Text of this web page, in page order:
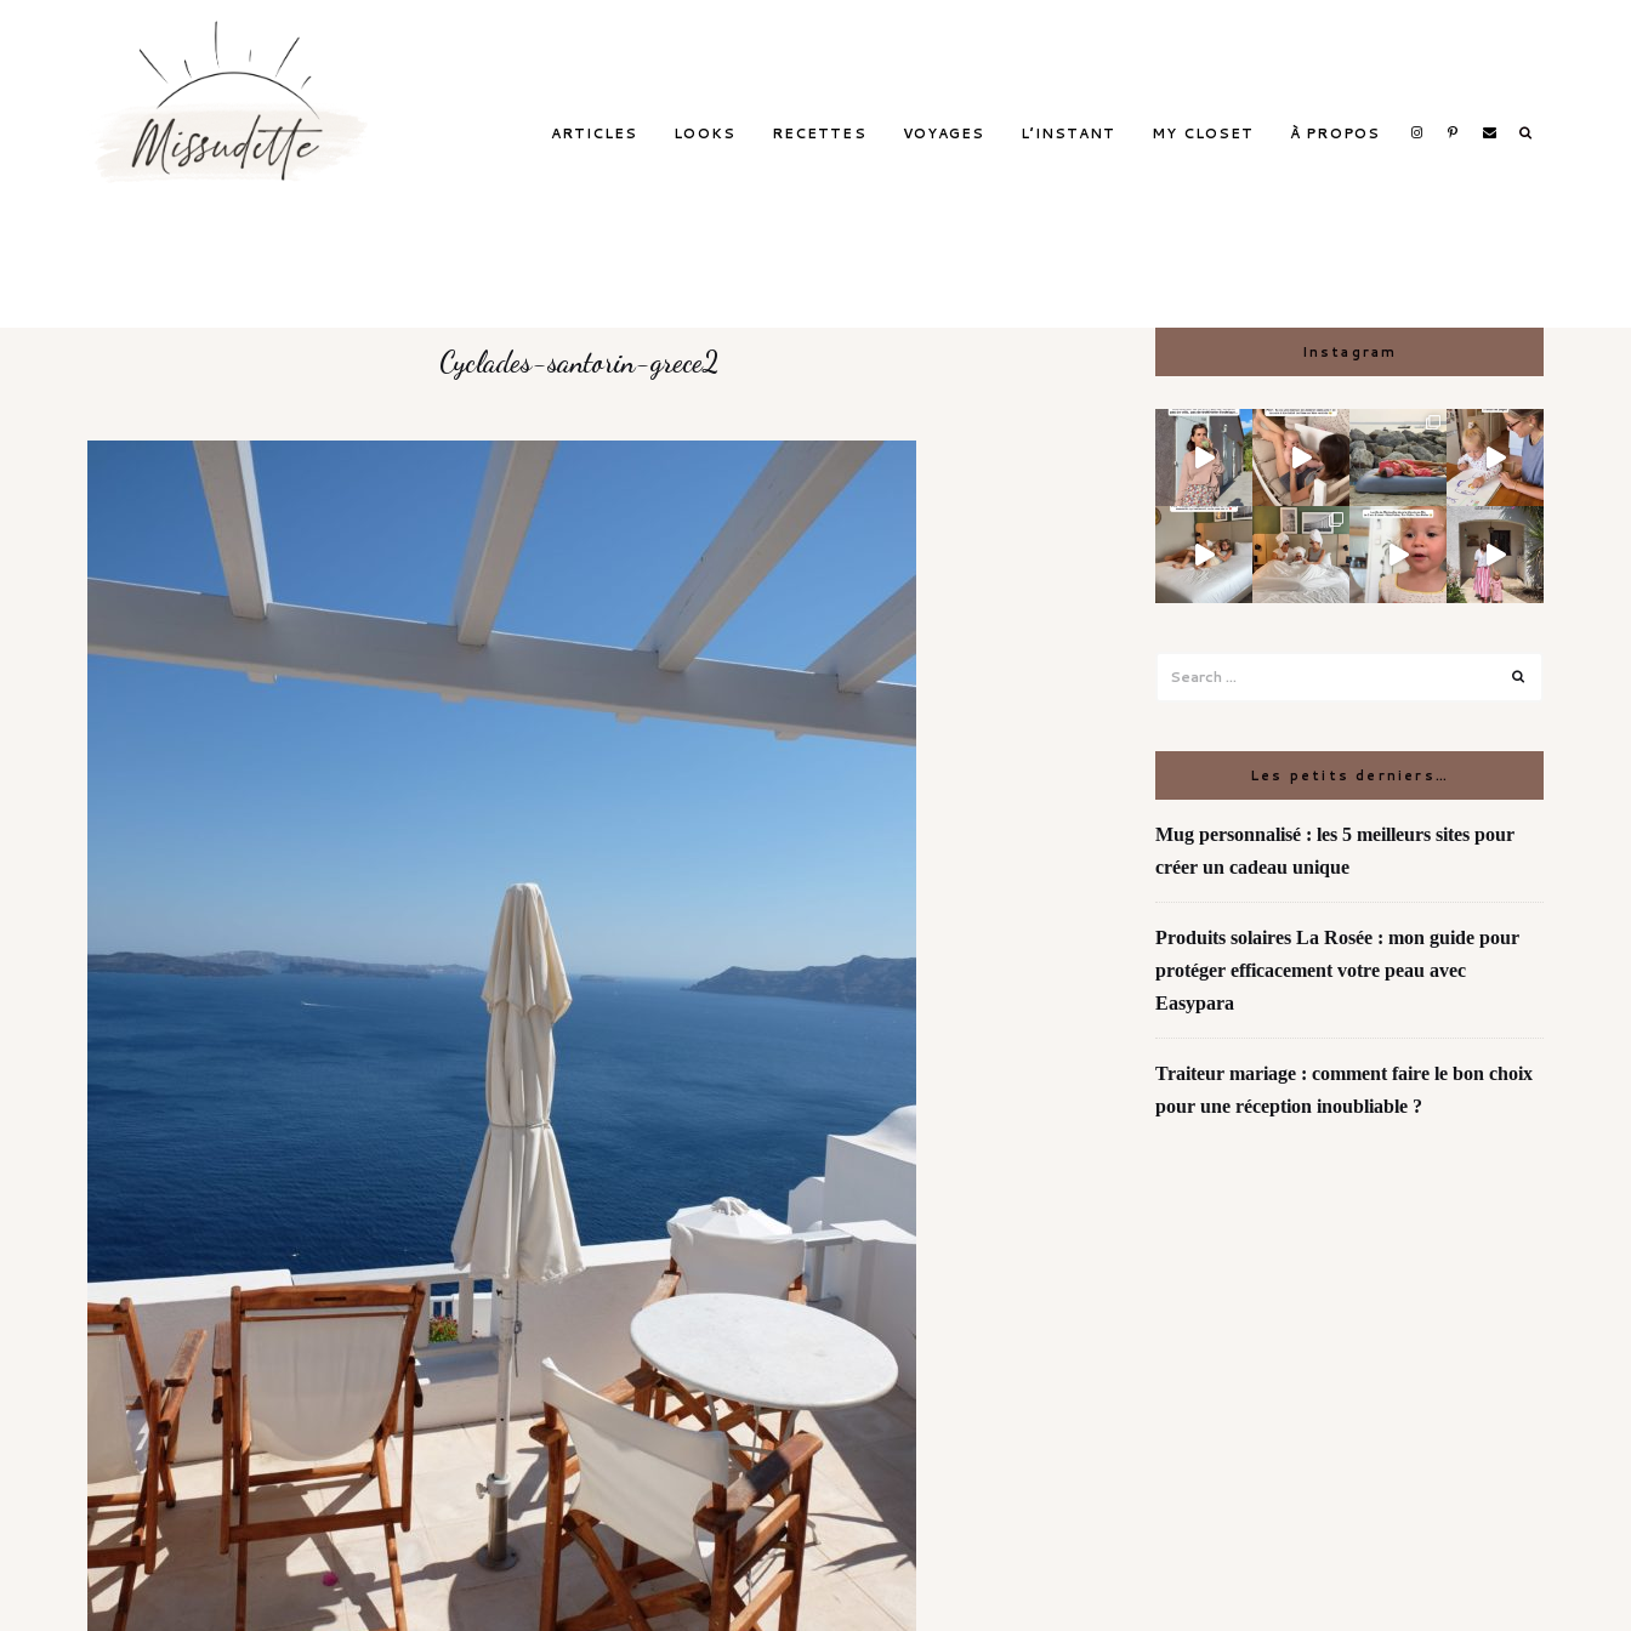
ARTICLES LOOKS RECETTES VOYAGES L’INSTANT MY CLOSET À PROPOS
Cyclades-santorin-grece2 Instagram
Les petits derniers…
Mug personnalisé : les 5 meilleurs sites pour
créer un cadeau unique
Produits solaires La Rosée : mon guide pour
protéger efficacement votre peau avec
Easypara
Traiteur mariage : comment faire le bon choix
pour une réception inoubliable ?